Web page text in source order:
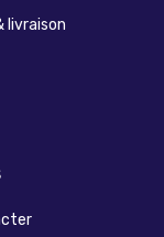
livraison